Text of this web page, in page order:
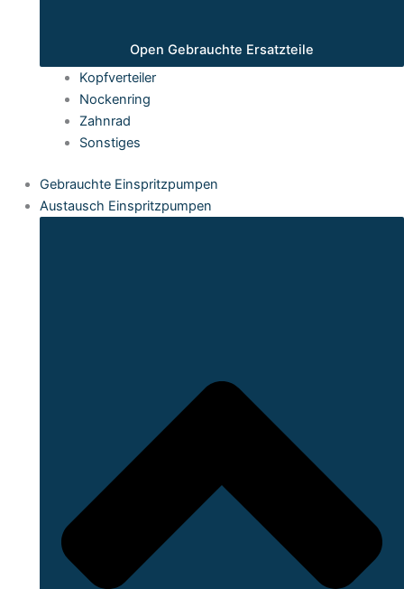
Open Gebrauchte Ersatzteile
Kopfverteiler
Nockenring
Zahnrad
Sonstiges
Gebrauchte Einspritzpumpen
Austausch Einspritzpumpen